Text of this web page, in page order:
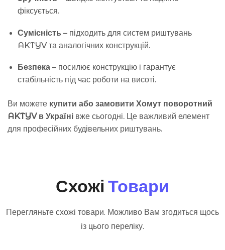
фіксується.
Сумісність – підходить для систем риштувань
AKTYV та аналогічних конструкцій.
Безпека – посилює конструкцію і гарантує
стабільність під час роботи на висоті.
Ви можете купити або замовити Хомут поворотний
AKTYV в Україні вже сьогодні. Це важливий елемент
для професійних будівельних риштувань.
СхожіТовари
Перегляньте схожі товари. Можливо Вам згодиться щось
із цього переліку.